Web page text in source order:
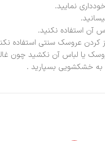
نمایید.
آن استفاده نکنید.
کردن عروسک سنتی استفاده
یا لباس آن نکشید چون
به خشکشویی بسپارید .